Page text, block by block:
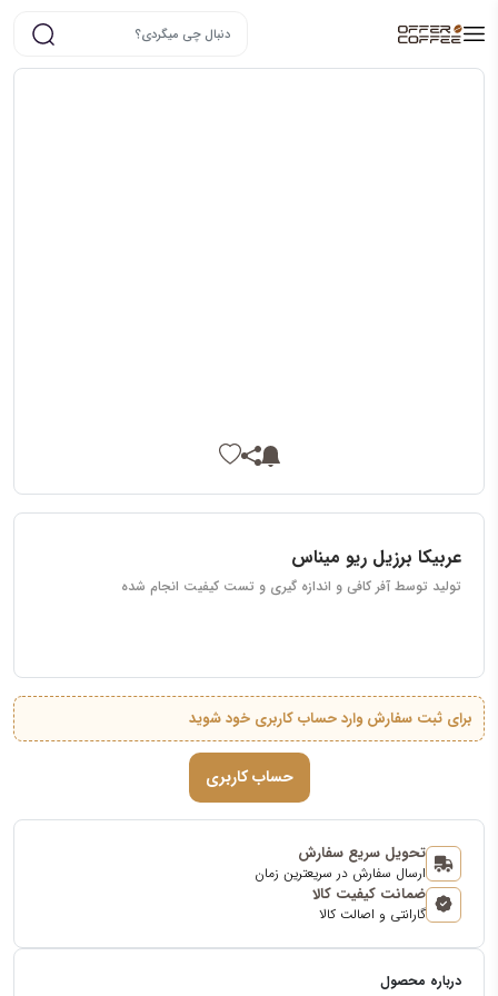
عربیکا برزیل ریو میناس
تولید توسط آفر کافی و اندازه گیری و تست کیفیت انجام شده
برای ثبت سفارش وارد حساب کاربری خود شوید
حساب کاربری
تحویل سریع سفارش
ارسال سفارش در سریعترین زمان
ضمانت کیفیت کالا
گارانتی و اصالت کالا
درباره محصول